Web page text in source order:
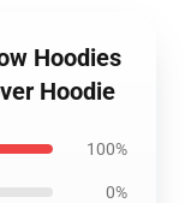
Hoodies
Hoodie
100%
0%